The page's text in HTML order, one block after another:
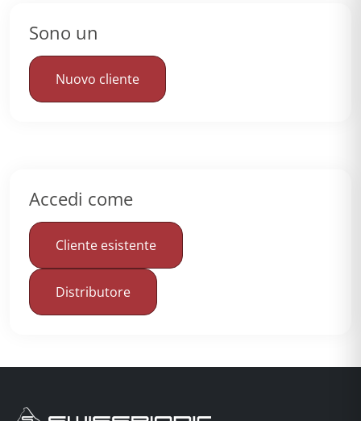
Sono un
Nuovo cliente
Accedi come
Cliente esistente
Distributore